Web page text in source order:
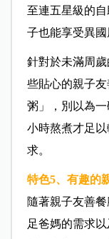
至連五星級的
子也能享受異國
針對於未滿周
些貼心的親子
粥」，別以為
小時熬煮才足
求。
特色5、有趣的
隨著親子友善
足爸媽的需求